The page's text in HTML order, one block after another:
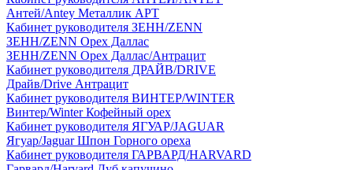
Антей/Antey Металлик АРТ
Кабинет руководителя ЗЕНН/ZENN
ЗЕНН/ZENN Орех Даллас
ЗЕНН/ZENN Орех Даллас/Антрацит
Кабинет руководителя ДРАЙВ/DRIVE
Драйв/Drive Антрацит
Кабинет руководителя ВИНТЕР/WINTER
Винтер/Winter Кофейный орех
Кабинет руководителя ЯГУАР/JAGUAR
Ягуар/Jaguar Шпон Горного ореха
Кабинет руководителя ГАРВАРД/HARVARD